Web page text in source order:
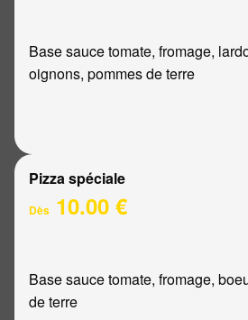
Base sauce tomate, fromage,
oignons, pommes de terre
Pizza spéciale
Dès 10.00 €
Base sauce tomate, fromage,
de terre